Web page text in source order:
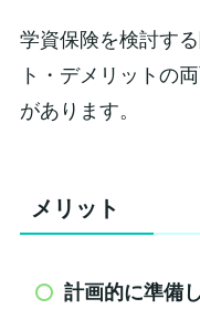
学資保険を検討す
ト・デメリットの
があります。
メリット
計画的に準備